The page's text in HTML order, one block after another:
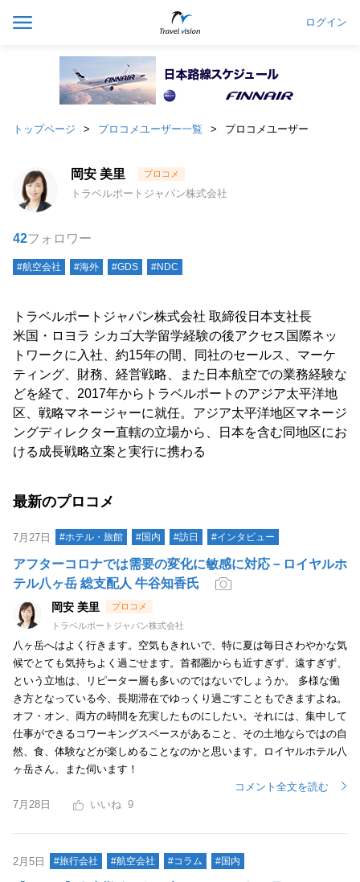
ログイン
トップページ プロコメユーザー一覧 プロコメユーザー
岡安 美里
トラベルポートジャパン株式会社
42フォロワー
#航空会社 #海外 #GDS #NDC
トラベルポートジャパン株式会社 取締役日本支社長
米国・ロヨラ シカゴ大学留学経験の後アクセス国際ネッ
トワークに入社、約15年の間、同社のセールス、マーケ
ティング、財務、経営戦略、また日本航空での業務経験な
どを経て、2017年からトラベルポートのアジア太平洋地
区、戦略マネージャーに就任。アジア太平洋地区マネージ
ングディレクター直轄の立場から、日本を含む同地区にお
ける成長戦略立案と実行に携わる
最新のプロコメ
7月27日 #ホテル・旅館 #国内 #訪日 #インタビュー
アフターコロナでは需要の変化に敏感に対応－ロイヤルホ
テル八ヶ岳 総支配人 牛谷知香氏
岡安 美里
トラベルポートジャパン株式会社
八ヶ岳へはよく行きます。空気もきれいで、特に夏は毎日さわやかな気
候でとても気持ちよく過ごせます。首都圏からも近すぎず、遠すぎず、
という立地は、リピーター層も多いのではないでしょうか。 多様な働
き方となっている今、長期滞在でゆっくり過ごすこともできますよね。
オフ・オン、両方の時間を充実したものにしたい。それには、集中して
仕事ができるコワーキングスペースがあること、その土地ならではの自
然、食、体験などが楽しめることなのかと思います。ロイヤルホテル八
ヶ岳さん、また伺います！
コメント全文を読む
7月28日
9
2月5日 #旅行会社 #航空会社 #コラム #国内